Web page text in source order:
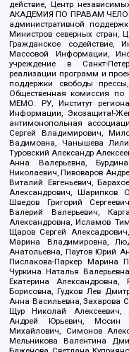
действие, Центр
АКАДЕМИЯ ПО ПРАВАМ
административной
Министров северных стран,
Гражданское содействие,
Массовой Информации,
учреждение в Санкт-
реализации программ и
поддержки свободы
Общественная комиссия по
МЕМО. РУ, Институт
Информации, Экозащита!-
антимонопольная
Сергей Владимирович,
Вадимовна, Чанышева
Туровский Александр
Анна Валерьевна,
Николаевич, Пивоваров
Виталий Евгеньевич,
Александрович, Шарипков
Шведов Григорий
Валерий Валерьевич,
Александровна, Исламов
Щаров Сергей
Марина Владимировна,
Анатольевна, Паутов Юрий
Пислакова-Паркер Марина
Чуркина Наталья
Екатерина
Борисовна, Гудков Лев
Анна Васильевна, Захарова
Щур Николай Алексеевич,
Андрей Юрьевич, Мосин
Михайлович, Симонов
Мельникова Валентина